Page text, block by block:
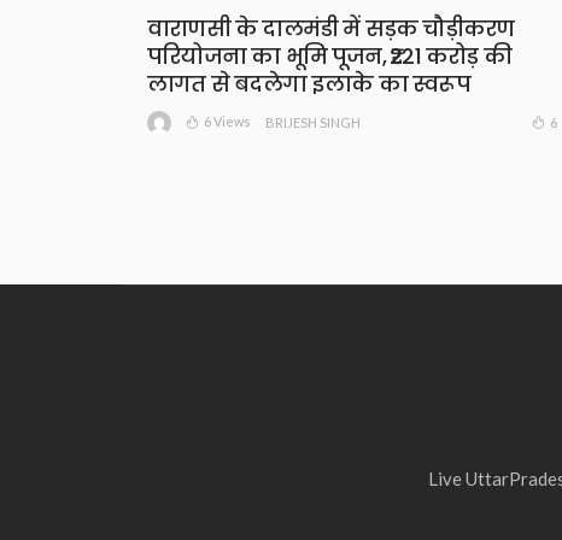
वाराणसी के दालमंडी में सड़क चौड़ीकरण
परियोजना का भूमि पूजन, ₹221 करोड़ की
लागत से बदलेगा इलाके का स्वरूप
6 Views BRIJESH SINGH 6
Live